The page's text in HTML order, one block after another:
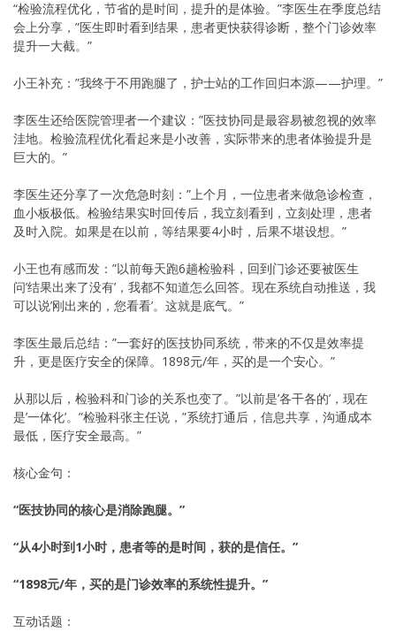
“检验流程优化，节省的是时间，提升的是体验。”李医生在季度总结
会上分享，”医生即时看到结果，患者更快获得诊断，整个门诊效率
提升一大截。”
小王补充：”我终于不用跑腿了，护士站的工作回归本源——护理。”
李医生还给医院管理者一个建议：”医技协同是最容易被忽视的效率
洼地。检验流程优化看起来是小改善，实际带来的患者体验提升是
巨大的。”
李医生还分享了一次危急时刻：”上个月，一位患者来做急诊检查，
血小板极低。检验结果实时回传后，我立刻看到，立刻处理，患者
及时入院。如果是在以前，等结果要4小时，后果不堪设想。”
小王也有感而发：”以前每天跑6趟检验科，回到门诊还要被医生
问’结果出来了没有’，我都不知道怎么回答。现在系统自动推送，我
可以说’刚出来的，您看看’。这就是底气。”
李医生最后总结：”一套好的医技协同系统，带来的不仅是效率提
升，更是医疗安全的保障。1898元/年，买的是一个安心。”
从那以后，检验科和门诊的关系也变了。”以前是’各干各的’，现在
是’一体化’。”检验科张主任说，”系统打通后，信息共享，沟通成本
最低，医疗安全最高。”
核心金句：
“医技协同的核心是消除跑腿。”
“从4小时到1小时，患者等的是时间，获的是信任。”
“1898元/年，买的是门诊效率的系统性提升。”
互动话题：